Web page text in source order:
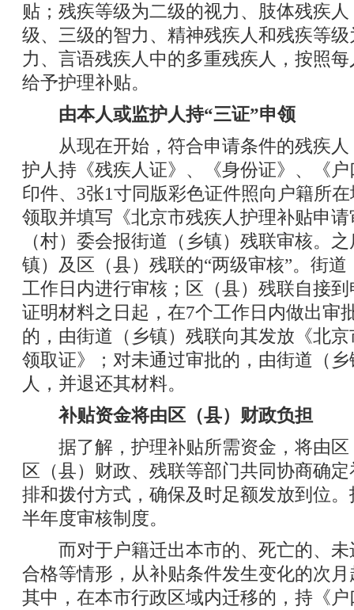
贴；残疾等级为二级的视力、肢体残疾
级、三级的智力、精神残疾人和残疾等
力、言语残疾人中的多重残疾人，按照
给予护理补贴。
由本人或监护人持“三证”申领
从现在开始，符合申请条件的残疾人
护人持《残疾人证》、《身份证》、《
印件、3张1寸同版彩色证件照向户籍所
领取并填写《北京市残疾人护理补贴申
（村）委会报街道（乡镇）残联审核。
镇）及区（县）残联的“两级审核”。街
工作日内进行审核；区（县）残联自接
证明材料之日起，在7个工作日内做出审
的，由街道（乡镇）残联向其发放《北
领取证》；对未通过审批的，由街道（
人，并退还其材料。
补贴资金将由区（县）财政负担
据了解，护理补贴所需资金，将由区
区（县）财政、残联等部门共同协商确
排和拨付方式，确保及时足额发放到位
半年度审核制度。
而对于户籍迁出本市的、死亡的、未
合格等情形，从补贴条件发生变化的次
其中，在本市行政区域内迁移的，持《